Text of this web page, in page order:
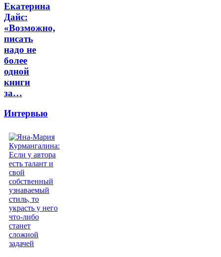
Екатерина
Дайс:
«Возможно,
писать
надо не
более
одной
книги
за…
Интервью